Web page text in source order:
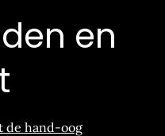
en
de hand-oog